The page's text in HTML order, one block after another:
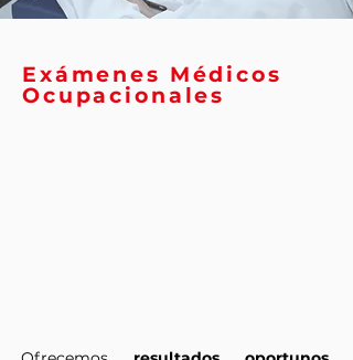
Exámenes Médicos
Ocupacionales